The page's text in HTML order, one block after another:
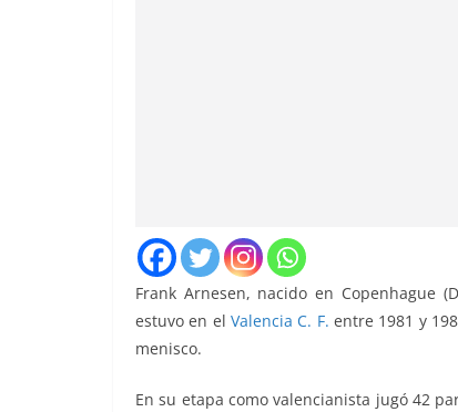
Frank Arnesen, nacido en Copenhague
estuvo en el Valencia C. F. entre 1981 y
menisco.
En su etapa como valencianista jugó 42